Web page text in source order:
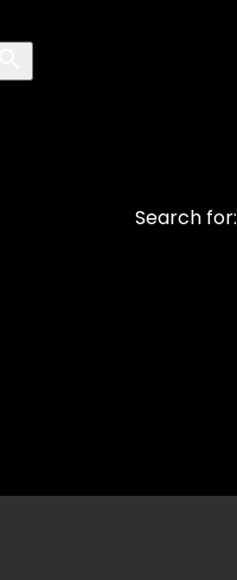
Search for: